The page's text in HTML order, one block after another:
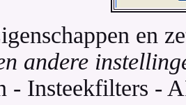
en
andere
- Insteekfilters -